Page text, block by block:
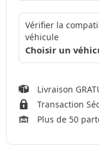
Vérifier la
véhicule
Choisir un
Livraison
Transaction
Plus de 50